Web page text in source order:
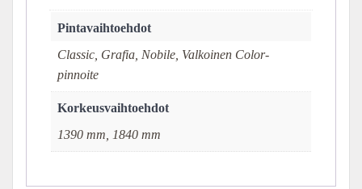
Pintavaihtoehdot
Classic, Grafia, Nobile, Valkoinen Color-
pinnoite
Korkeusvaihtoehdot
1390 mm, 1840 mm